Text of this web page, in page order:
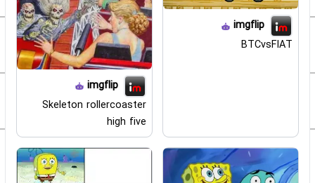
imgflip
BTCvsFIAT
imgflip
Skeleton rollercoaster
high five